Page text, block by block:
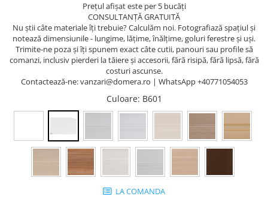
Panouri Decorative
Panouri Decorative SPC
Panouri Decorative Premium
Prețul afișat este per 5 bucăți
CONSULTANȚĂ GRATUITĂ
Nu știi câte materiale îți trebuie? Calculăm noi. Fotografiază spațiul și
notează dimensiunile - lungime, lățime, înălțime, goluri ferestre și uși.
Trimite-ne poza și îți spunem exact câte cutii, panouri sau profile să
comanzi, inclusiv pierderi la tăiere și accesorii, fără risipă, fără lipsă, fără
costuri ascunse.
Contactează-ne: vanzari@domera.ro | WhatsApp +40771054053
Culoare: B601
LA COMANDA